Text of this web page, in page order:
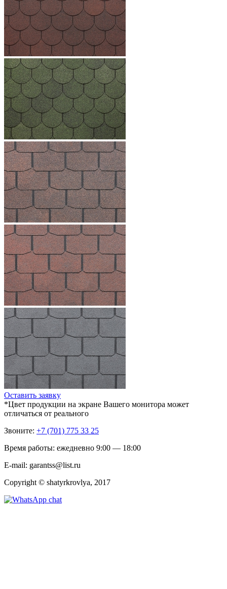
Оставить заявку
*Цвет продукции на экране Вашего монитора может
отличаться от реального
Звоните: +7 (701) 775 33 25
Время работы: ежедневно 9:00 — 18:00
E-mail: garantss@list.ru
Copyright © shatyrkrovlya, 2017